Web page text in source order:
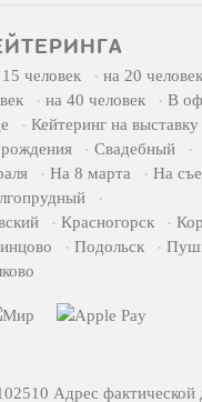
человек
на 20 человек
на 40 человек
В
Кейтеринг на выставку
Свадебный
На 8 марта
На
Красногорск
Подольск
Адрес фактической